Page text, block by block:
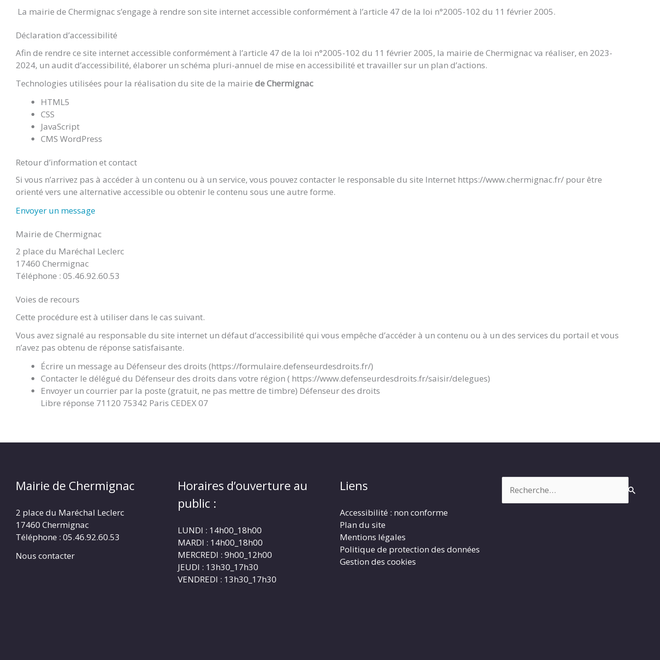
(17460)
La mairie de Chermignac s’engage à rendre son site internet accessible conformément à l’article 47 de la loi n°2005-102 du 11 février 2005.
Déclaration d’accessibilité
Afin de rendre ce site internet accessible conformément à l’article 47 de la loi n°2005-102 du 11 février 2005, la mairie de Chermignac va réaliser, en 2023-
2024, un audit d’accessibilité, élaborer un schéma pluri-annuel de mise en accessibilité et travailler sur un plan d’actions.
Technologies utilisées pour la réalisation du site de la mairie de Chermignac
HTML5
CSS
JavaScript
CMS WordPress
Retour d’information et contact
Si vous n’arrivez pas à accéder à un contenu ou à un service, vous pouvez contacter le responsable du site Internet https://www.chermignac.fr/ pour être
orienté vers une alternative accessible ou obtenir le contenu sous une autre forme.
Envoyer un message
Mairie de Chermignac
2 place du Maréchal Leclerc
17460 Chermignac
Téléphone : 05.46.92.60.53
Voies de recours
Cette procédure est à utiliser dans le cas suivant.
Vous avez signalé au responsable du site internet un défaut d’accessibilité qui vous empêche d’accéder à un contenu ou à un des services du portail et vous
n’avez pas obtenu de réponse satisfaisante.
Écrire un message au Défenseur des droits (https://formulaire.defenseurdesdroits.fr/)
Contacter le délégué du Défenseur des droits dans votre région ( https://www.defenseurdesdroits.fr/saisir/delegues)
Envoyer un courrier par la poste (gratuit, ne pas mettre de timbre) Défenseur des droits
Libre réponse 71120 75342 Paris CEDEX 07
Mairie de Chermignac
2 place du Maréchal Leclerc
17460 Chermignac
Téléphone : 05.46.92.60.53
Nous contacter
Horaires d’ouverture au
public :
LUNDI : 14h00_18h00
MARDI : 14h00_18h00
MERCREDI : 9h00_12h00
JEUDI : 13h30_17h30
VENDREDI : 13h30_17h30
Liens
Accessibilité : non conforme
Plan du site
Mentions légales
Politique de protection des données
Gestion des cookies